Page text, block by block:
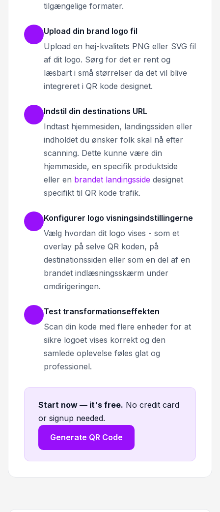
tilgængelige formater.
Upload din brand logo fil
Upload en høj-kvalitets PNG eller SVG fil
af dit logo. Sørg for det er rent og
læsbart i små størrelser da det vil blive
integreret i QR kode designet.
Indstil din destinations URL
Indtast hjemmesiden, landingssiden eller
indholdet du ønsker folk skal nå efter
scanning. Dette kunne være din
hjemmeside, en specifik produktside
eller en brandet landingsside designet
specifikt til QR kode trafik.
Konfigurer logo visningsindstillingerne
Vælg hvordan dit logo vises - som et
overlay på selve QR koden, på
destinationssiden eller som en del af en
brandet indlæsningsskærm under
omdirigeringen.
Test transformationseffekten
Scan din kode med flere enheder for at
sikre logoet vises korrekt og den
samlede oplevelse føles glat og
professionel.
Start now — it's free. No credit card
or signup needed.
Generate QR Code